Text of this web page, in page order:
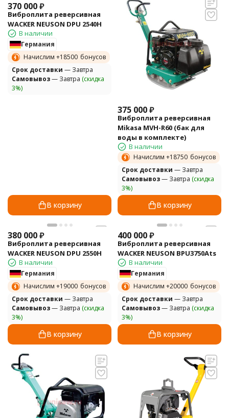
370 000₽
Виброплита реверсивная
WACKER NEUSON DPU 2540H
В наличии
Германия
Начислим +18500 бонусов
Cрок доставки — Завтра
Самовывоз— Завтра (скидка
3%)
В корзину
375 000₽
Виброплита реверсивная
Mikasa MVH-R60 (бак для
воды в комплекте)
В наличии
Начислим +18750 бонусов
Cрок доставки — Завтра
Самовывоз— Завтра (скидка
3%)
В корзину
380 000₽
Виброплита реверсивная
WACKER NEUSON DPU 2550H
В наличии
Германия
Начислим +19000 бонусов
Cрок доставки — Завтра
Самовывоз— Завтра (скидка
3%)
В корзину
400 000₽
Виброплита реверсивная
WACKER NEUSON BPU3750Ats
В наличии
Германия
Начислим +20000 бонусов
Cрок доставки — Завтра
Самовывоз— Завтра (скидка
3%)
В корзину